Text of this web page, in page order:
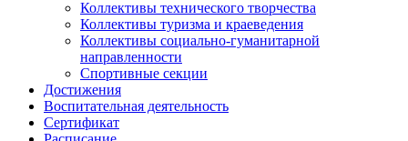
Коллективы технического творчества
Коллективы туризма и краеведения
Коллективы социально-гуманитарной
направленности
Спортивные секции
Достижения
Воспитательная деятельность
Cертификат